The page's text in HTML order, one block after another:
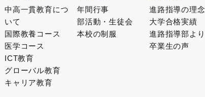
中高一貫教育につ
いて
国際教養コース
医学コース
ICT教育
グローバル教育
キャリア教育
年間行事
部活動・生徒会
本校の制服
進路指導の理念
大学合格実績
進路指導部より
卒業生の声